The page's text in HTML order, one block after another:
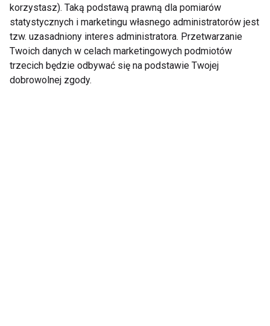
Pokaż więcej
korzystasz). Taką podstawą prawną dla pomiarów
statystycznych i marketingu własnego administratorów jest
tzw. uzasadniony interes administratora. Przetwarzanie
Twoich danych w celach marketingowych podmiotów
trzecich będzie odbywać się na podstawie Twojej
dobrowolnej zgody.